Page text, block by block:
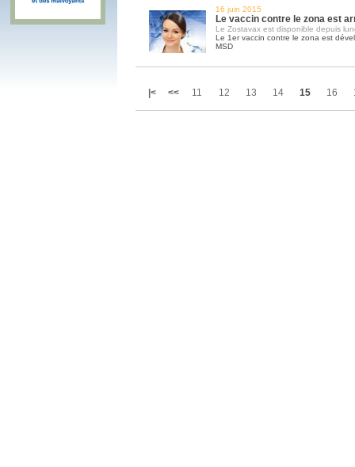
16 juin 2015
Le vaccin contre le zona est
Le Zostavax est disponible depuis
Le 1er vaccin contre le zona est
MSD
|< << 11 12 13 14 15 16